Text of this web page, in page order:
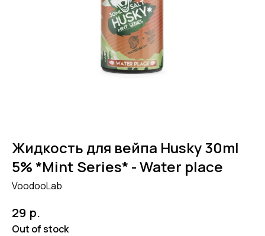
Жидкость для вейпа Husky 30ml
5% *Mint Series* - Water place
VoodooLab
29 р.
Out of stock